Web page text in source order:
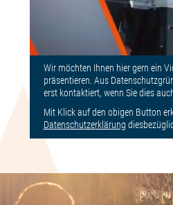
Wir möchten Ihnen hier gern ein
präsentieren. Aus
erst kontaktiert, wenn Sie dies
Mit Klick auf den obigen Button
Datenschutzerklärung